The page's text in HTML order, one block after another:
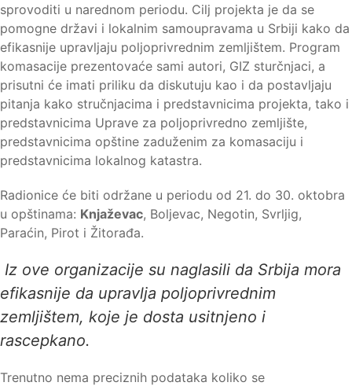
sprovoditi u narednom periodu. Cilj projekta je da se
pomogne državi i lokalnim samoupravama u Srbiji kako da
efikasnije upravljaju poljoprivrednim zemljištem. Program
komasacije prezentovaće sami autori, GIZ sturčnjaci, a
prisutni će imati priliku da diskutuju kao i da postavljaju
pitanja kako stručnjacima i predstavnicima projekta, tako i
predstavnicima Uprave za poljoprivredno zemljište,
predstavnicima opštine zaduženim za komasaciju i
predstavnicima lokalnog katastra.
Radionice će biti održane u periodu od 21. do 30. oktobra
u opštinama: Knjaževac, Boljevac, Negotin, Svrljig,
Paraćin, Pirot i Žitorađa.
Iz ove organizacije su naglasili da Srbija mora
efikasnije da upravlja poljoprivrednim
zemljištem, koje je dosta usitnjeno i
rascepkano.
Trenutno nema preciznih podataka koliko se